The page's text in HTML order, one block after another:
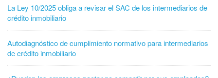
La Ley 10/2025 obliga a revisar el SAC de los intermediarios de
crédito inmobiliario
Autodiagnóstico de cumplimiento normativo para intermediarios
de crédito inmobiliario